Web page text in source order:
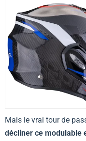
Mais le vrai tour de
décliner ce modulable